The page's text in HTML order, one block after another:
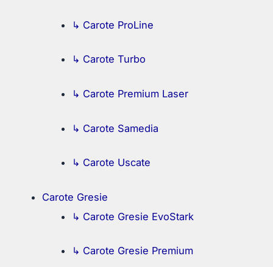
↳ Carote ProLine
↳ Carote Turbo
↳ Carote Premium Laser
↳ Carote Samedia
↳ Carote Uscate
Carote Gresie
↳ Carote Gresie EvoStark
↳ Carote Gresie Premium